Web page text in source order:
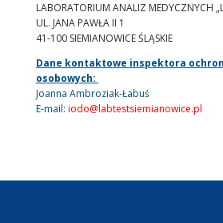
LABORATORIUM ANALIZ MEDYCZNYCH
UL. JANA PAWŁA II 1
41-100 SIEMIANOWICE ŚLĄSKIE
Dane kontaktowe inspektora
osobowych:
Joanna Ambroziak-Łabuś
E-mail: iodo@labtestsiemianowice.pl